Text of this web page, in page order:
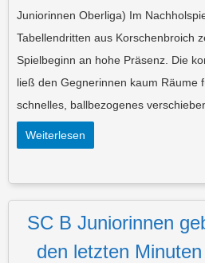
Juniorinnen Oberliga) Im
Tabellendritten aus Korschenbroich
Spielbeginn an hohe Präsenz. Die
ließ den Gegnerinnen kaum Räume
schnelles, ballbezogenes
Weiterlesen
SC B Juniorinnen
den letzten